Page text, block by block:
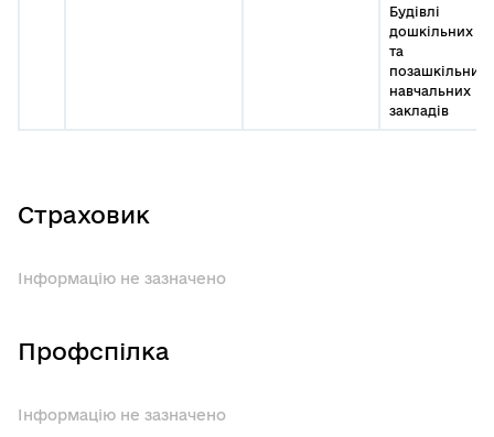
Будівлі
дошкільних
та
позашкільних
навчальних
закладів
Страховик
Інформацію не зазначено
Профспілка
Інформацію не зазначено